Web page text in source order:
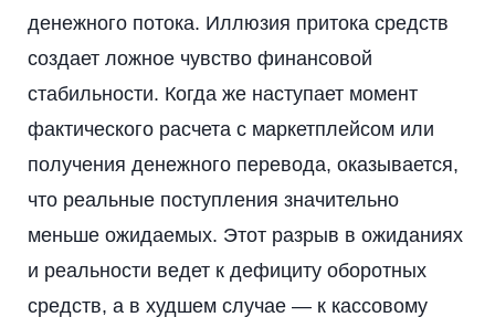
денежного потока. Иллюзия притока средств
создает ложное чувство финансовой
стабильности. Когда же наступает момент
фактического расчета с маркетплейсом или
получения денежного перевода, оказывается,
что реальные поступления значительно
меньше ожидаемых. Этот разрыв в ожиданиях
и реальности ведет к дефициту оборотных
средств, а в худшем случае — к кассовому